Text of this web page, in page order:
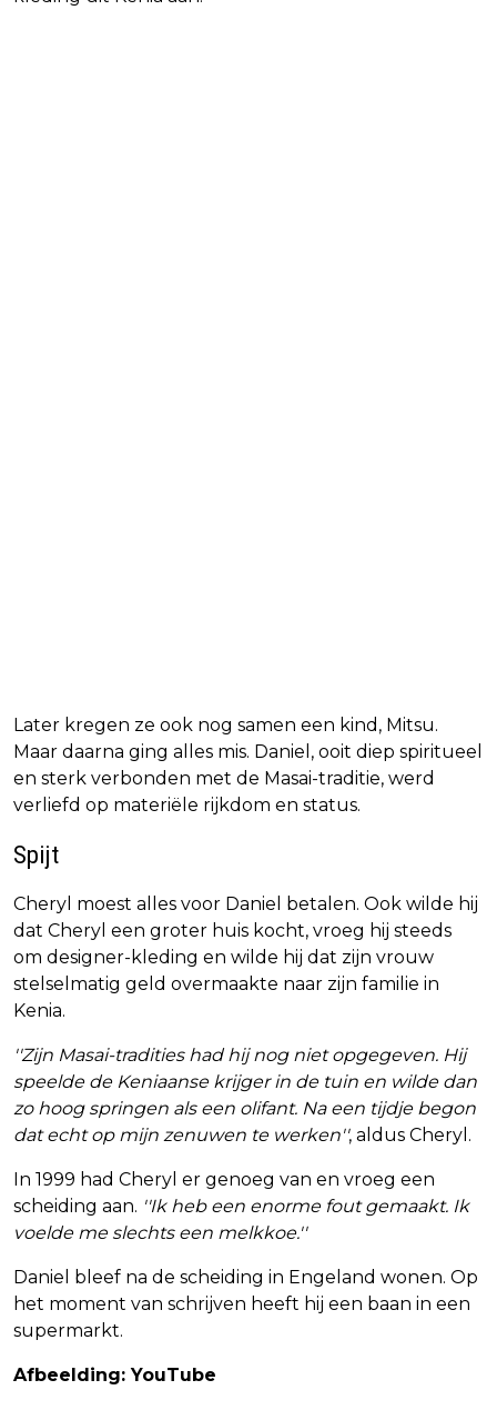
Later kregen ze ook nog samen een kind, Mitsu.
Maar daarna ging alles mis. Daniel, ooit diep spiritueel
en sterk verbonden met de Masai-traditie, werd
verliefd op materiële rijkdom en status.
Spijt
Cheryl moest alles voor Daniel betalen. Ook wilde hij
dat Cheryl een groter huis kocht, vroeg hij steeds
om designer-kleding en wilde hij dat zijn vrouw
stelselmatig geld overmaakte naar zijn familie in
Kenia.
''Zijn Masai-tradities had hij nog niet opgegeven. Hij
speelde de Keniaanse krijger in de tuin en wilde dan
zo hoog springen als een olifant. Na een tijdje begon
dat echt op mijn zenuwen te werken'', aldus Cheryl.
In 1999 had Cheryl er genoeg van en vroeg een
scheiding aan. ''Ik heb een enorme fout gemaakt. Ik
voelde me slechts een melkkoe.''
Daniel bleef na de scheiding in Engeland wonen. Op
het moment van schrijven heeft hij een baan in een
supermarkt.
Afbeelding: YouTube